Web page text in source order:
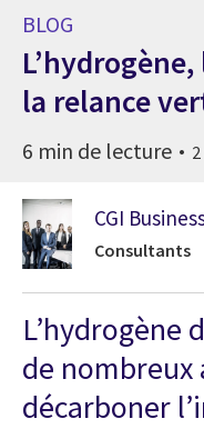
BLOG
la relance
6 min de lecture
CGI
Consultants
L’hydrogène
de
décarboner